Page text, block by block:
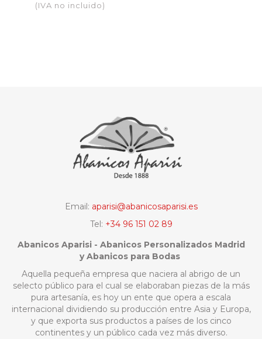
(IVA no incluido)
Email: aparisi@abanicosaparisi.es
Tel: +34 96 151 02 89
Abanicos Aparisi - Abanicos Personalizados Madrid
y Abanicos para Bodas
Aquella pequeña empresa que naciera al abrigo de un
selecto público para el cual se elaboraban piezas de la más
pura artesanía, es hoy un ente que opera a escala
internacional dividiendo su producción entre Asia y Europa,
y que exporta sus productos a países de los cinco
continentes y un público cada vez más diverso.